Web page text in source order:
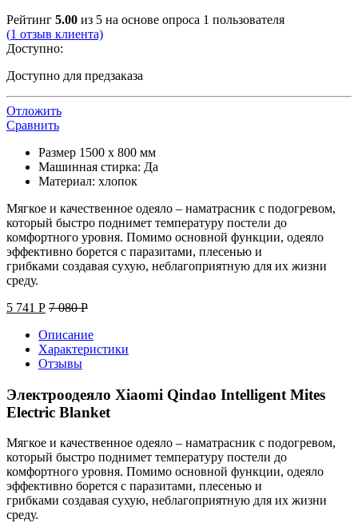
Рейтинг 5.00 из 5 на основе опроса 1 пользователя
(1 отзыв клиента)
Доступно:
Доступно для предзаказа
Отложить
Сравнить
Размер 1500 x 800 мм
Машинная стирка: Да
Материал: хлопок
Мягкое и качественное одеяло – наматрасник с подогревом,
который быстро поднимет температуру постели до
комфортного уровня. Помимо основной функции, одеяло
эффективно борется с паразитами, плесенью и
грибками создавая сухую, неблагоприятную для их жизни
среду.
5 741 Р 7 080Р
Описание
Характеристики
Отзывы
Электроодеяло Xiaomi Qindao Intelligent Mites
Electric Blanket
Мягкое и качественное одеяло – наматрасник с подогревом,
который быстро поднимет температуру постели до
комфортного уровня. Помимо основной функции, одеяло
эффективно борется с паразитами, плесенью и
грибками создавая сухую, неблагоприятную для их жизни
среду.